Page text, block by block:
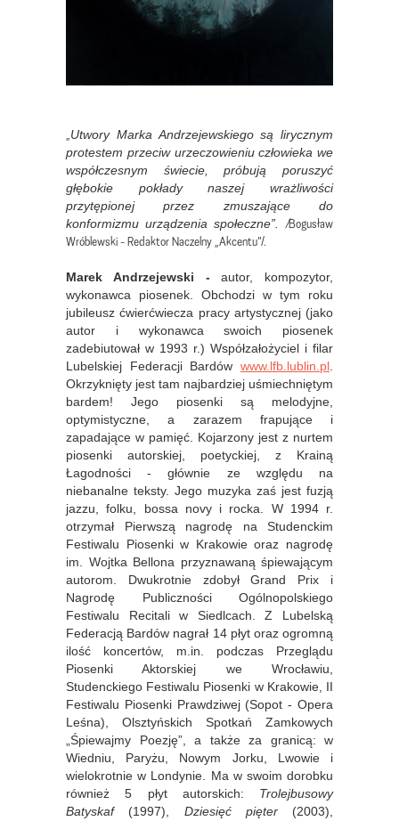
Utwory Marka Andrzejewskiego są lirycznym
protestem przeciw urzeczowieniu człowieka we
współczesnym świecie, próbują poruszyć
głębokie pokłady naszej wrażliwości
przytępionej przez zmuszające do
konformizmu urządzenia społeczne”. /Bogusław
Wróblewski - Redaktor Naczelny „Akcentu”/.
Marek Andrzejewski - autor, kompozytor,
wykonawca piosenek. Obchodzi w tym roku
jubileusz ćwierćwiecza pracy artystycznej (jako
autor i wykonawca swoich piosenek
zadebiutował w 1993 r.) Współzałożyciel i filar
Lubelskiej Federacji Bardów www.lfb.lublin.pl
Okrzyknięty jest tam najbardziej uśmiechniętym
bardem! Jego piosenki są melodyjne,
optymistyczne, a zarazem frapujące i
zapadające w pamięć. Kojarzony jest z nurtem
piosenki autorskiej, poetyckiej, z Krainą
Łagodności - głównie ze względu na
niebanalne teksty. Jego muzyka zaś jest fuzją
jazzu, folku, bossa novy i rocka. W 1994 r.
otrzymał Pierwszą nagrodę na Studenckim
Festiwalu Piosenki w Krakowie oraz nagrodę
im. Wojtka Bellona przyznawaną śpiewającym
autorom. Dwukrotnie zdobył Grand Prix i
Nagrodę Publiczności Ogólnopolskiego
Festiwalu Recitali w Siedlcach. Z Lubelską
Federacją Bardów nagrał 14 płyt oraz ogromną
ilość koncertów, m.in. podczas Przeglądu
Piosenki Aktorskiej we Wrocławiu,
Studenckiego Festiwalu Piosenki w Krakowie, II
Festiwalu Piosenki Prawdziwej (Sopot - Opera
Leśna), Olsztyńskich Spotkań Zamkowych
„Śpiewajmy Poezję”, a także za granicą: w
Wiedniu, Paryżu, Nowym Jorku, Lwowie i
wielokrotnie w Londynie. Ma w swoim dorobku
również 5 płyt autorskich: Trolejbusowy
Batyskaf (1997), Dziesięć pięter (2003),